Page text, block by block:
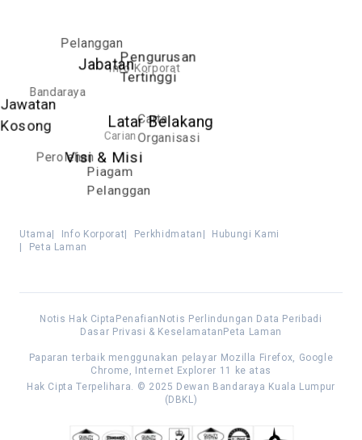
Latar Belakang
Visi & Misi
Piagam
Pelanggan
Carta
Organisasi
Pengurusan
Tertinggi
Jabatan
Jawatan
Kosong
Perolehan
Carian
Info Korporat
Pelanggan
Bandaraya
Utama Info Korporat Perkhidmatan
Hubungi Kami
Peta Laman
Notis Hak Cipta Penafian Notis Perlindungan Data Peribadi
Dasar Privasi & Keselamatan Peta Laman
Paparan terbaik menggunakan pelayar Mozilla Firefox, Google
Chrome, Internet Explorer 11 ke atas
Hak Cipta Terpelihara. © 2025 Dewan Bandaraya Kuala Lumpur
(DBKL)